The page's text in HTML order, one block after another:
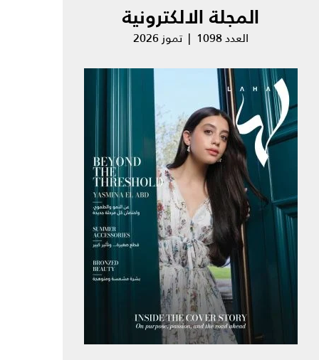
المجلة الالكترونية
العدد 1098 | تموز 2026